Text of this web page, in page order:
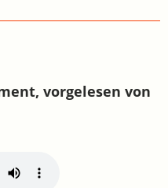
vorgelesen von